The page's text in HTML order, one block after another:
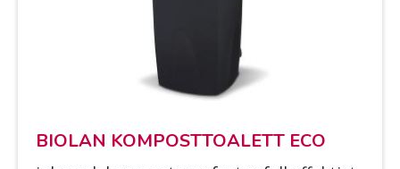
BIO­LAN KOM­POST­TOA­LETT ECO